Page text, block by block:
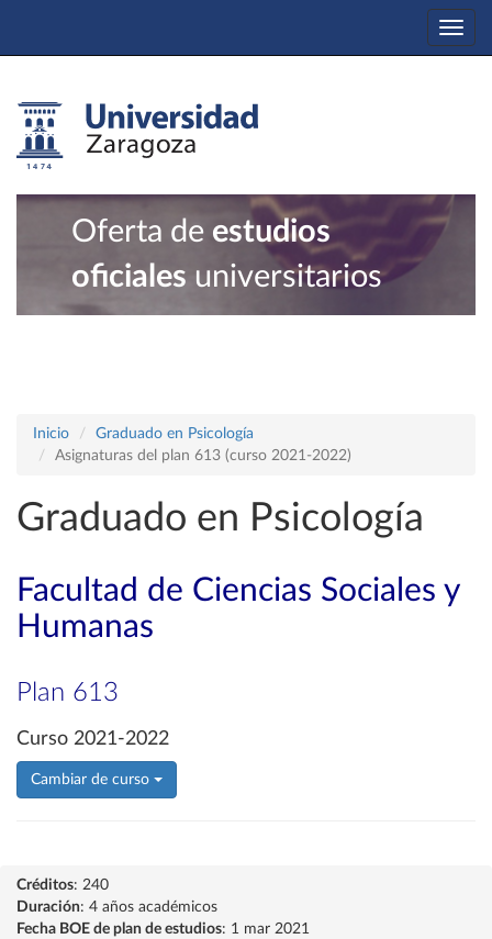
Oferta de estudios
oficiales universitarios
Inicio
Graduado en Psicología
Asignaturas del plan 613 (curso 2021-2022)
Graduado en Psicología
Facultad de Ciencias Sociales y
Humanas
Plan 613
Curso 2021-2022
Cambiar de curso
Créditos: 240
Duración: 4 años académicos
Fecha BOE de plan de estudios: 1 mar 2021